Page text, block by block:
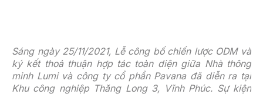
Sáng ngày 25/11/2021, Lễ công bố chiến lược ODM và
ký kết thoả thuận hợp tác toàn diện giữa Nhà thông
minh Lumi và công ty cổ phần Pavana đã diễn ra tại
Khu công nghiệp Thăng Long 3, Vĩnh Phúc. Sự kiện